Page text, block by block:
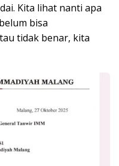
Kita lihat nanti apa
bisa
tidak benar, kita